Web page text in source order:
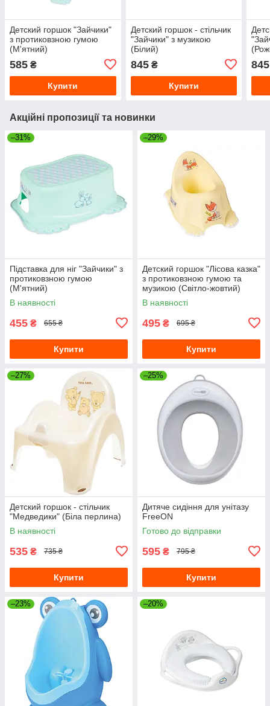
Детский горшок "Зайчики"
з протиковзною гумою
(М'ятний)
585 ₴
Купити
Детский горшок - стільчик
"Зайчики" з музикою
(Білий)
845₴
Купити
845
Акційні пропозиції та новинки
–31%
Підставка для ніг "Зайчики" з
протиковзною гумою
(М'ятний)
В наявності
455 ₴ 655 ₴
Купити
–29%
Детский горшок "Лісова казка"
з протиковзною гумою та
музикою (Світло-жовтий)
В наявності
495 ₴ 695 ₴
Купити
–27%
Детский горшок - стільчик
"Медведики" (Біла перлина)
В наявності
535 ₴ 735 ₴
Купити
–25%
Дитяче сидіння для унітазу
FreeON
Готово до відправки
595 ₴ 795 ₴
Купити
–23% –20%